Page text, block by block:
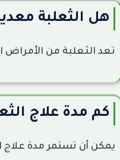
هل الثعلبة
تعد الثعلبة من الأمراض
كم مدة علاج
يمكن أن تستمر مدة علاج